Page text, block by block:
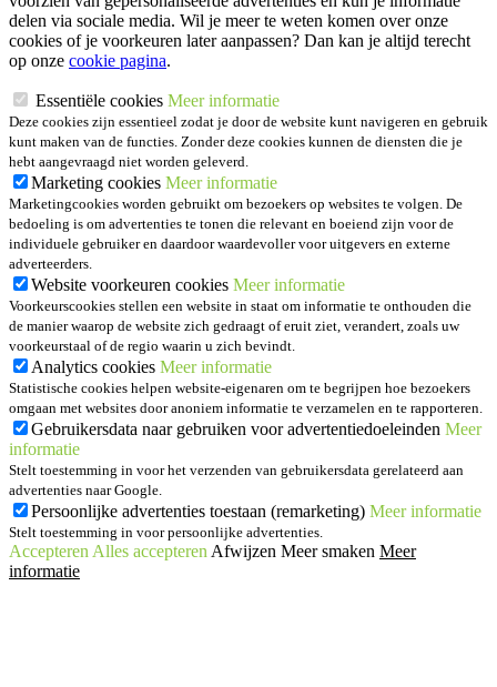
delen via sociale media. Wil je meer te weten komen over onze
cookies of je voorkeuren later aanpassen? Dan kan je altijd terecht
op onze cookie pagina.
Essentiële cookies Meer informatie
Deze cookies zijn essentieel zodat je door de website kunt navigeren en gebruik
kunt maken van de functies. Zonder deze cookies kunnen de diensten die je
hebt aangevraagd niet worden geleverd.
Marketing cookies Meer informatie
Marketingcookies worden gebruikt om bezoekers op websites te volgen. De
bedoeling is om advertenties te tonen die relevant en boeiend zijn voor de
individuele gebruiker en daardoor waardevoller voor uitgevers en externe
adverteerders.
Website voorkeuren cookies Meer informatie
Voorkeurscookies stellen een website in staat om informatie te onthouden die
de manier waarop de website zich gedraagt of eruit ziet, verandert, zoals uw
voorkeurstaal of de regio waarin u zich bevindt.
Analytics cookies Meer informatie
Statistische cookies helpen website-eigenaren om te begrijpen hoe bezoekers
omgaan met websites door anoniem informatie te verzamelen en te rapporteren.
Gebruikersdata naar gebruiken voor advertentiedoeleinden Meer
informatie
Stelt toestemming in voor het verzenden van gebruikersdata gerelateerd aan
advertenties naar Google.
Persoonlijke advertenties toestaan (remarketing) Meer informatie
Stelt toestemming in voor persoonlijke advertenties.
Accepteren Alles accepteren Afwijzen Meer smaken Meer
informatie